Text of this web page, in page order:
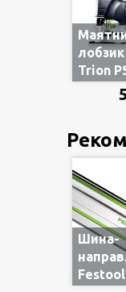
Trion
Шина-
Festool